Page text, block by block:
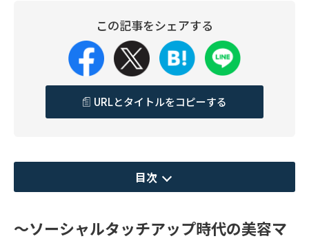
この記事をシェアする
URLとタイトルをコピーする
目次
～ソーシャルタッチアップ時代の美容マ